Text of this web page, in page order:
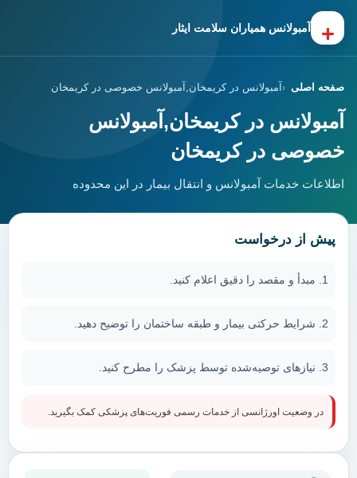
+ آمبولانس همیاران سلامت ایثار
صفحه اصلی آمبولانس در کریمخان,آمبولانس خصوصی در کریمخان
آمبولانس در کریمخان,آمبولانس
خصوصی در کریمخان
اطلاعات خدمات آمبولانس و انتقال بیمار در این محدوده
پیش از درخواست
مبدأ و مقصد را دقیق اعلام کنید.
شرایط حرکتی بیمار و طبقه ساختمان را توضیح دهید.
نیازهای توصیه‌شده توسط پزشک را مطرح کنید.
در وضعیت اورژانسی از خدمات رسمی فوریت‌های پزشکی کمک بگیرید.